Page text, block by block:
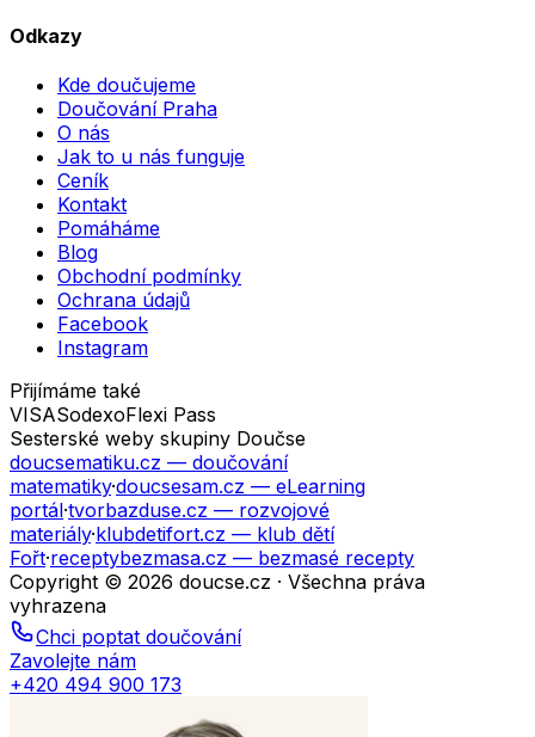
Odkazy
Kde doučujeme
Doučování Praha
O nás
Jak to u nás funguje
Ceník
Kontakt
Pomáháme
Blog
Obchodní podmínky
Ochrana údajů
Facebook
Instagram
Přijímáme také
VISASodexoFlexi Pass
Sesterské weby skupiny Doučse
doucsematiku.cz — doučování
matematiky·doucsesam.cz — eLearning
portál·tvorbazduse.cz — rozvojové
materiály·klubdetifort.cz — klub dětí
Fořt·receptybezmasa.cz — bezmasé recepty
Copyright © 2026 doucse.cz · Všechna práva
vyhrazena
Chci poptat doučování
Zavolejte nám
+420 494 900 173